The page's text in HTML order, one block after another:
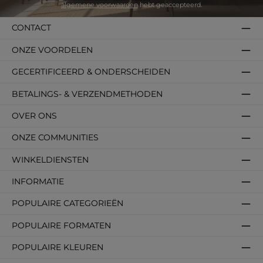
algemene voorwaardenhebt geaccepteerd.
CONTACT
WINKELDIENSTEN
INFORMATIE
POPULAIRE CATEGORIEËN
POPULAIRE FORMATEN
POPULAIRE KLEUREN
BETALINGS- & VERZENDMETHODEN
OVER ONS
GECERTIFICEERD & ONDERSCHEIDEN
ONZE VOORDELEN
ONZE COMMUNITIES